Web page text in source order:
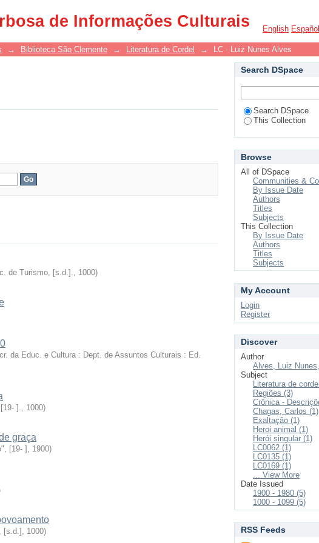
de Informações Culturais
English Español
→ Biblioteca São Clemente → Literatura de Cordel → LC - Luiz Nunes Alves
de Turismo, [s.d.]., 1000)
da Educ. e Cultura : Dept. de Assuntos Culturais : Ed.
]., 1000)
graça
[19- ], 1900)
[s.d.] , 1000)
Search DSpace
Search DSpace
This Collection
Browse
All of DSpace
Communities &
By Issue Date
Authors
Titles
Subjects
This Collection
By Issue Date
Authors
Titles
Subjects
My Account
Login
Register
Discover
Author
Alves, Luiz
Subject
Literatura de
Regiões (3)
Crônica -
Chagas, Carlos (1)
Exaltação (1)
Heroi animal (1)
Herói singular (1)
LC0062 (1)
LC0135 (1)
LC0169 (1)
... View More
Date Issued
1900 - 1980 (5)
1000 - 1099 (5)
RSS Feeds